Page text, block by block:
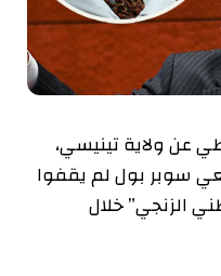
عن ولاية تينيسي،
سوبر بول لم يقفوا
الزنجي” خلال